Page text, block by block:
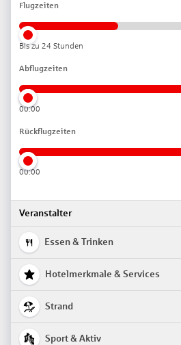
Flugzeiten
Bis zu 24 Stunden
Abflugzeiten
00:00
Rückflugzeiten
00:00
Veranstalter
Essen & Trinken
Hotelmerkmale & Services
Strand
Sport & Aktiv